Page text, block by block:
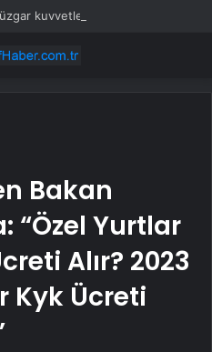
kuvvetlenecek!
Bakan
“Özel Yurtlar
Alır? 2023
Kyk Ücreti